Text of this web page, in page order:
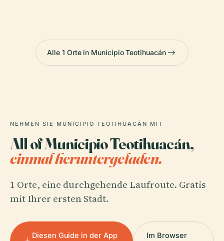
Alle 1 Orte in Municipio Teotihuacán
NEHMEN SIE MUNICIPIO TEOTIHUACÁN MIT
All of Municipio Teotihuacán,
einmal heruntergeladen.
1 Orte, eine durchgehende Laufroute. Gratis
mit Ihrer ersten Stadt.
Diesen Guide in der App
Im Browser